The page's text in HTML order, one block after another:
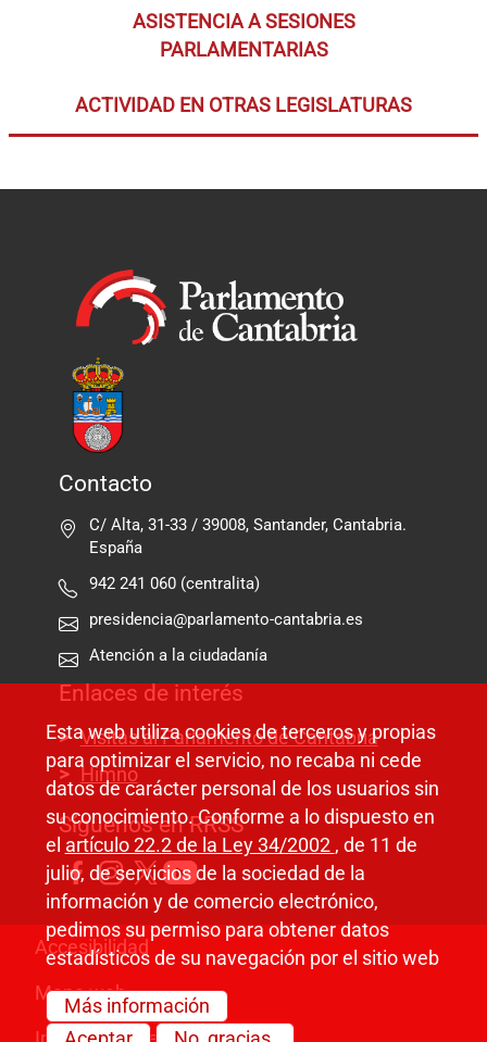
ASISTENCIA A SESIONES
PARLAMENTARIAS
ACTIVIDAD EN OTRAS LEGISLATURAS
Contacto
C/ Alta, 31-33 / 39008, Santander, Cantabria.
España
942 241 060 (centralita)
presidencia@parlamento-cantabria.es
Atención a la ciudadanía
Enlaces de interés
Visitas al Parlamento de Cantabria
Himno
Síguenos en RRSS
Pie de página
Accesibilidad
Mapa web
Esta web utiliza cookies de terceros y propias
para optimizar el servicio, no recaba ni cede
datos de carácter personal de los usuarios sin
su conocimiento. Conforme a lo dispuesto en
el artículo 22.2 de la Ley 34/2002 , de 11 de
julio, de servicios de la sociedad de la
información y de comercio electrónico,
pedimos su permiso para obtener datos
estadísticos de su navegación por el sitio web
Más información